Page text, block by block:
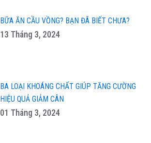
BỮA ĂN CẦU VỒNG? BẠN ĐÃ BIẾT CHƯA?
13 Tháng 3, 2024
BA LOẠI KHOÁNG CHẤT GIÚP TĂNG CƯỜNG
HIỆU QUẢ GIẢM CÂN
01 Tháng 3, 2024